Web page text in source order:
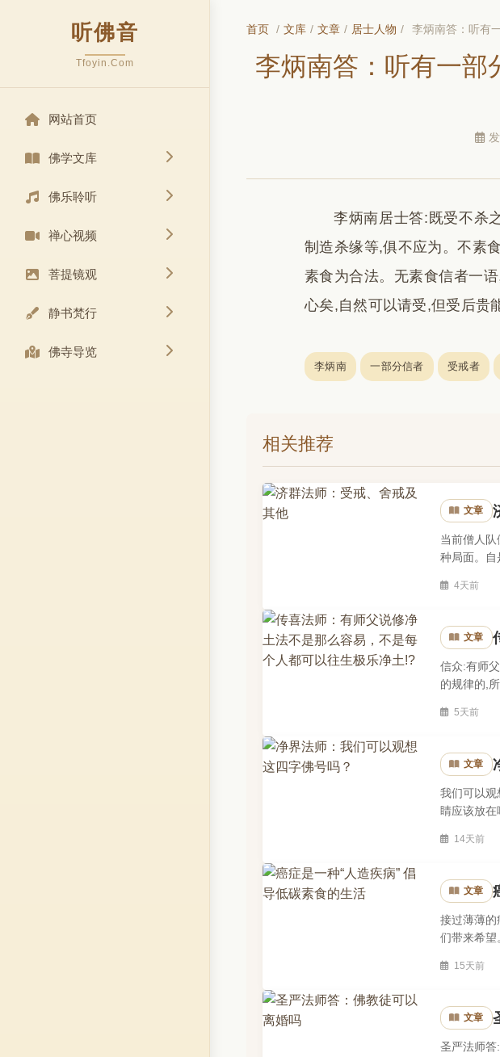
听佛音
Tfoyin.Com
网站首页
佛学文库
佛乐聆听
禅心视频
菩提镜观
静书梵行
佛寺导览
首页 / 文库 / 文章 / 居士人物 / 李炳南答：听有
李炳南答：听有一部
李炳南居士答:既受不杀
制造杀缘等,俱不应为。不素
素食为合法。无素食信者一
心矣,自然可以请受,但受后贵
李炳南 一部分信者 受戒者
相关推荐
文章
当前僧人
种局面。自
4天前
文章
信众:有师
的规律的,
5天前
文章
我们可以观
睛应该放
14天前
文章
接过薄薄的
们带来希望
15天前
文章
圣严法师答